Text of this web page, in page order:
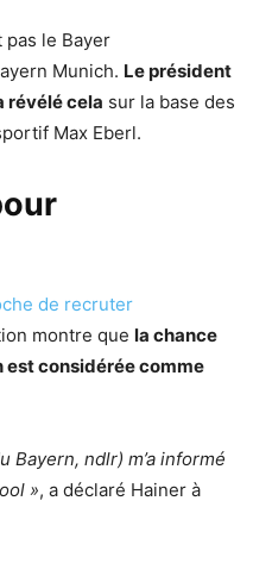
le Bayer
Munich. Le président
révélé cela sur la base des
Max Eberl.
de recruter
montre que la chance
est considérée comme
Bayern, ndlr) m’a informé
», a déclaré Hainer à